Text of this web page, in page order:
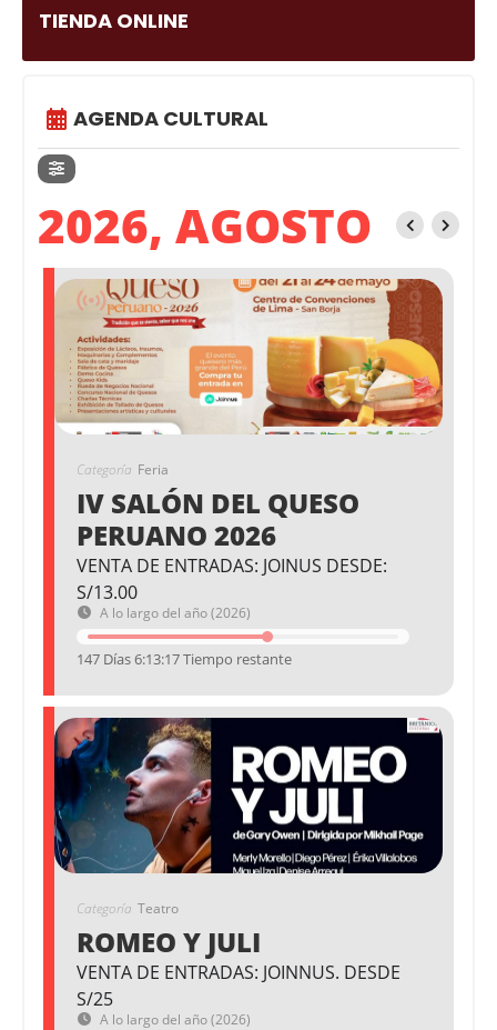
TIENDA ONLINE
AGENDA CULTURAL
2026, AGOSTO
Categoría Feria
IV SALÓN DEL QUESO
PERUANO 2026
VENTA DE ENTRADAS: JOINUS DESDE:
S/13.00
A lo largo del año (2026)
147 Días 6:13:16 Tiempo restante
Categoría Teatro
ROMEO Y JULI
VENTA DE ENTRADAS: JOINNUS. DESDE
S/25
A lo largo del año (2026)